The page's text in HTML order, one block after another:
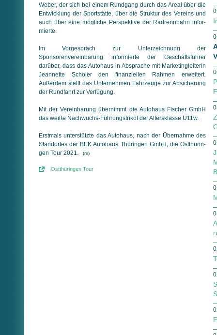
Weber, der sich bei einem Rundgang durch das Areal über die
Entwicklung der Sportstätte, über die Struktur des Vereins und
auch über eine mögliche Perspektive der Radrennbahn in­for­
mier­te.
Im Vorgespräch zur Unterzeichnung der
Sponsorenvereinbarung informierte der Geschäftsführer
darüber, dass das Autohaus in Absprache mit Marketingleiterin
Jeannette Schöler den fi­nan­ziel­len Rahmen erweitert.
Außerdem stellt das Unter­neh­men Fahr­zeuge zur Absicherung
der Rundfahrt zur Verfügung.
Mit der Vereinbarung übernimmt die Autohaus Fischer GmbH
das weiße Nachwuchs-Führungstrikot der Altersklasse U11w.
Erstmals unterstützte das Autohaus, nach der Übernahme des
Standortes der BEK Autohaus Thüringen GmbH, die Ost­thü­rin­
gen Tour 2021.
(rs)
Ostthüringen Tour